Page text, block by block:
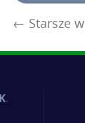
← Starsze
.